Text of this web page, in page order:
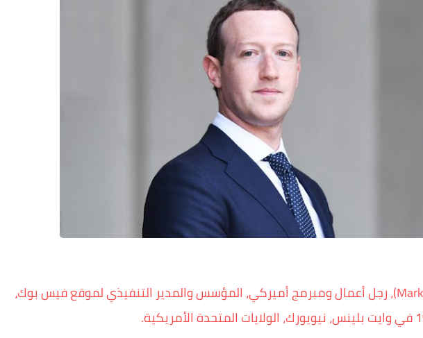
مارك زوكربيرغ (Mark Zuckerberg)، رجل أعمال ومبرمج أميركي، المؤسس والمدير التنفيذي لموقع فيس بوك،